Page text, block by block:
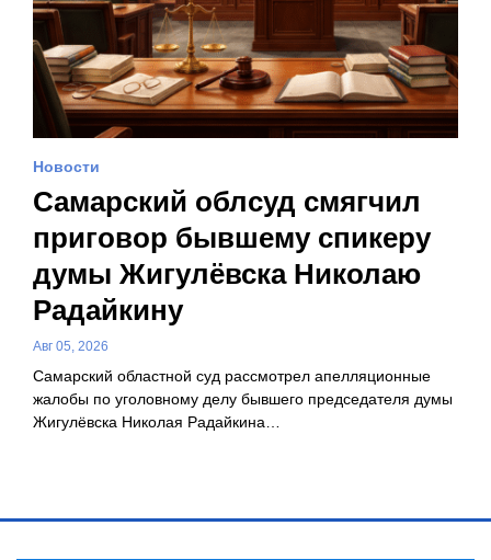
Новости
Самарский облсуд смягчил
приговор бывшему спикеру
думы Жигулёвска Николаю
Радайкину
Авг 05, 2026
Самарский областной суд рассмотрел апелляционные
жалобы по уголовному делу бывшего председателя думы
Жигулёвска Николая Радайкина…